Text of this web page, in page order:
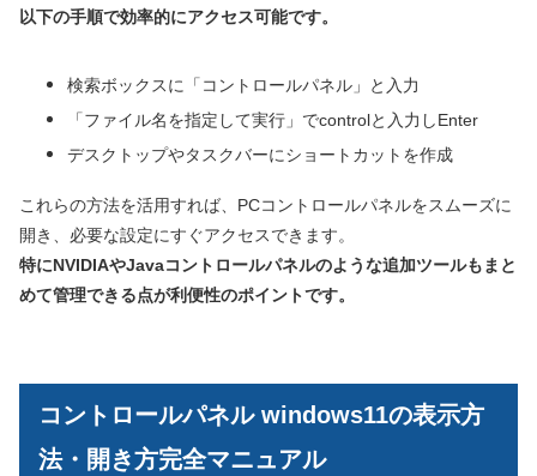
以下の手順で効率的にアクセス可能です。
検索ボックスに「コントロールパネル」と入力
「ファイル名を指定して実行」でcontrolと入力しEnter
デスクトップやタスクバーにショートカットを作成
これらの方法を活用すれば、PCコントロールパネルをスムーズに
開き、必要な設定にすぐアクセスできます。
特にNVIDIAやJavaコントロールパネルのような追加ツールもまと
めて管理できる点が利便性のポイントです。
コントロールパネル windows11の表示方
法・開き方完全マニュアル